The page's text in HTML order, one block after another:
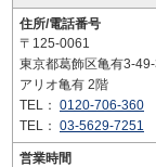
住所/電話番号
〒125-0061
東京都葛飾区亀有3-
アリオ亀有 2階
TEL： 0120-706-360
TEL： 03-5629-7251
営業時間